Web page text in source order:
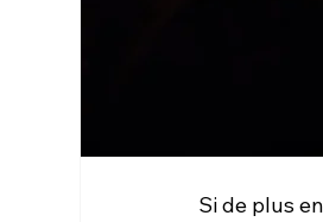
Si de plus